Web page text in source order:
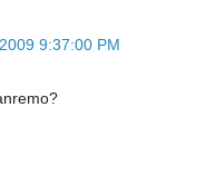
9:37:00 PM